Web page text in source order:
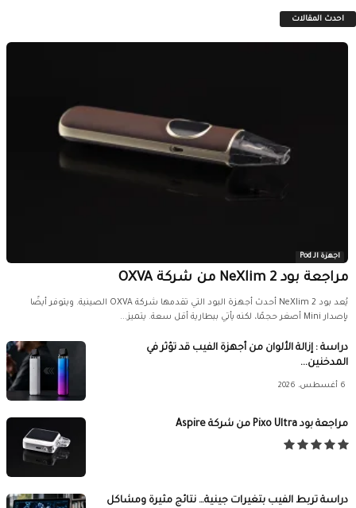
احدث المقالات
اجهزة الـ Pod
مراجعة بود NeXlim 2 من شركة OXVA
يُعد بود NeXlim 2 أحدث أجهزة البود التي تقدمها شركة OXVA الصينية. ويتوفر أيضًا
بإصدار Mini أصغر حجمًا، لكنه يأتي ببطارية أقل سعة. يتميز...
دراسة : إزالة الألوان من أجهزة الفيب قد تؤثر في
المدخنين...
6 أغسطس، 2026
مراجعة بود Pixo Ultra من شركة Aspire
دراسة تربط الفيب بتغيرات جينية… نتائج مثيرة ومشاكل